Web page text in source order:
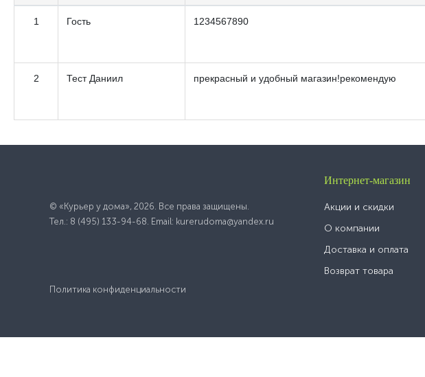
1 Гость 1234567890
2 Тест Даниил прекрасный и удобный магазин!рекомендую
© «Курьер у дома», 2026. Все права защищены.
Тел.: 8 (495) 133-94-68. Email: kurerudoma@yandex.ru
Политика конфиденциальности
Интернет-магазин
Акции и скидки
О компании
Доставка и оплата
Возврат товара